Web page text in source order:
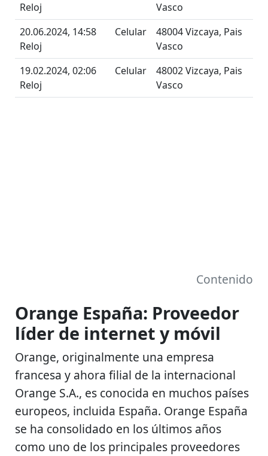
Reloj
Vasco
20.06.2024, 14:58
Reloj
Celular
48004 Vizcaya, Pais
Vasco
19.02.2024, 02:06
Reloj
Celular
48002 Vizcaya, Pais
Vasco
Contenido
Orange España: Proveedor
líder de internet y móvil
Orange, originalmente una empresa
francesa y ahora filial de la internacional
Orange S.A., es conocida en muchos países
europeos, incluida España. Orange España
se ha consolidado en los últimos años
como uno de los principales proveedores